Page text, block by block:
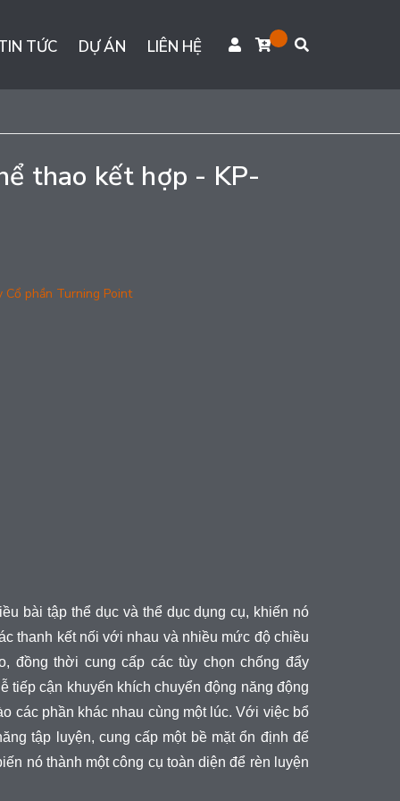
TỨC DỰ ÁN LIÊN HỆ
thao kết hợp - KP-
Cổ phần Turning Point
bài tập thể dục và thể dục dụng cụ, khiến nó
thanh kết nối với nhau và nhiều mức độ chiều
đồng thời cung cấp các tùy chọn chống đẩy
tiếp cận khuyến khích chuyển động năng động
các phần khác nhau cùng một lúc. Với việc bổ
tập luyện, cung cấp một bề mặt ổn định để
nó thành một công cụ toàn diện để rèn luyện